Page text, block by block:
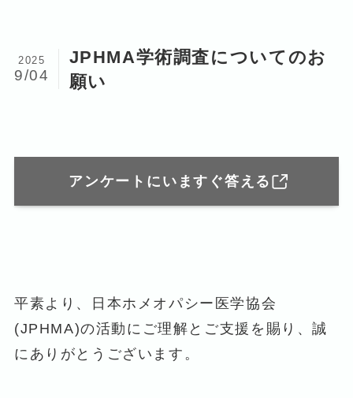
JPHMA学術調査についてのお
願い
2025
9/04
アンケートにいますぐ答える
平素より、日本ホメオパシー医学協会
(JPHMA)の活動にご理解とご支援を賜り、誠
にありがとうございます。